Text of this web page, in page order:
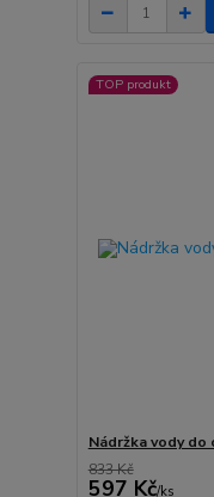
TOP produkt
Nádržka vody do
833 Kč
597 Kč/ks